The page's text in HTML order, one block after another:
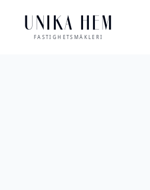
UNIKA HEM
FASTIGHETSMÄKLERI